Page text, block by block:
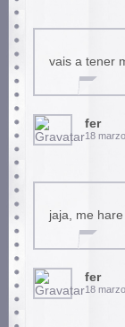
vais a tener
fer
18
jaja, me
fer
18